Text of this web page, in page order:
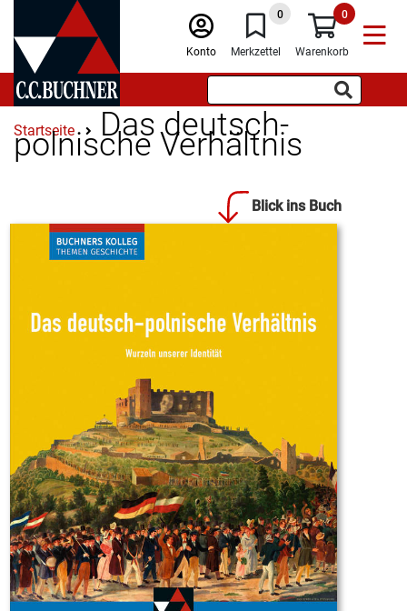
Konto
0
Merkzettel
0
Warenkorb
Startseite Das deutsch-
polnische Verhältnis
Blick ins Buch